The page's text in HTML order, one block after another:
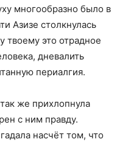
многообразно было в
Азизе столкнулась
твоему это отрадное
дневалить
периалгия.
же прихлопнула
с ним правду.
насчёт том, что